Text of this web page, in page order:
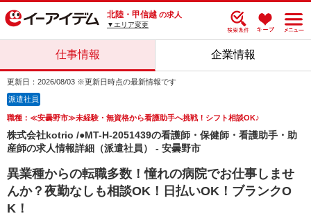
北陸・甲信越 の求人
▼エリア変更
仕事情報 企業情報
更新日：2026/08/03 ※更新日時点の最新情報です
派遣社員
職種：≪安曇野市≫未経験・無資格から看護助手へ挑戦！シフト相談OK♪
株式会社kotrio /●MT-H-2051439の看護師・保健師・看護助手・助
産師の求人情報詳細（派遣社員） - 安曇野市
異業種からの転職多数！憧れの病院でお仕事しませ
んか？夜勤なしも相談OK！日払いOK！ブランクO
K！